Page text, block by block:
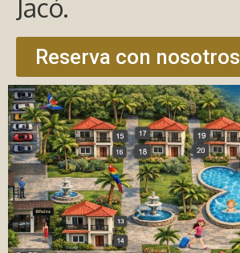
Jacó.
Reserva con nosotros